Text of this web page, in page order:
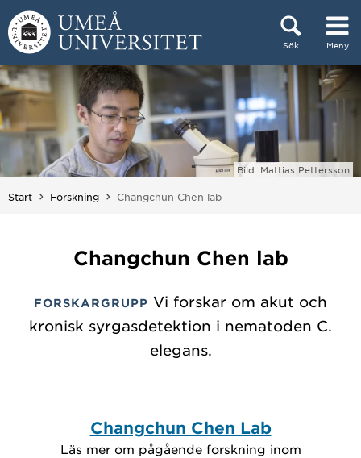
Hoppa direkt till innehållet
Sök Meny
Huvudmenyn dold.
Bild: Mattias Pettersson
Start Forskning Du är här:
Changchun Chen lab
Changchun Chen lab
FORSKARGRUPP Vi forskar om akut och
kronisk syrgasdetektion i nematoden C.
elegans.
Changchun Chen Lab
Läs mer om pågående forskning inom